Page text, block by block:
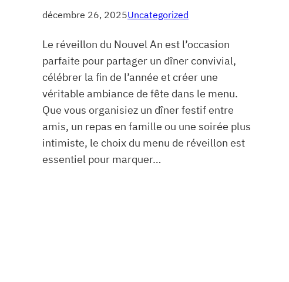
décembre 26, 2025Uncategorized
Le réveillon du Nouvel An est l’occasion
parfaite pour partager un dîner convivial,
célébrer la fin de l’année et créer une
véritable ambiance de fête dans le menu.
Que vous organisiez un dîner festif entre
amis, un repas en famille ou une soirée plus
intimiste, le choix du menu de réveillon est
essentiel pour marquer…